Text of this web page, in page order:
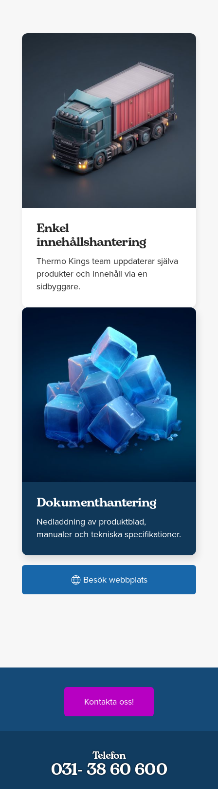
Enkel
innehållshantering
Thermo Kings team uppdaterar själva
produkter och innehåll via en
sidbyggare.
Dokumenthantering
Nedladdning av produktblad,
manualer och tekniska specifikationer.
Besök webbplats
Kontakta oss!
Telefon
031- 38 60 600